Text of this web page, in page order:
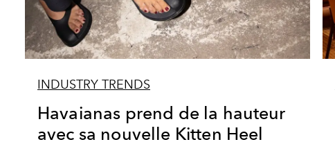
INDUSTRY TRENDS
Havaianas prend de la hauteur
avec sa nouvelle Kitten Heel